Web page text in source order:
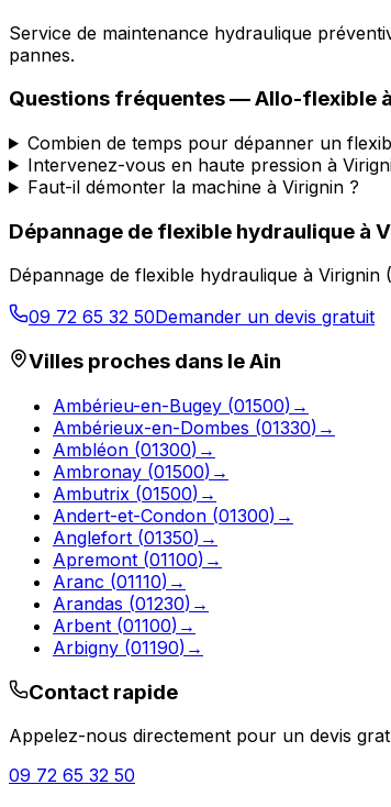
Service de maintenance hydraulique
pannes.
Questions fréquentes —Allo-flexible à
Combien de temps pour dépanner un
Intervenez-vous en haute pression à
Faut-il démonter la machine à Virignin ?
Dépannage de flexible hydraulique à
Dépannage de flexible hydraulique à Virignin (
09 72 65 32 50Demander un devis gratuit
Villes proches dans leAin
Ambérieu-en-Bugey (01500) →
Ambérieux-en-Dombes (01330) →
Ambléon (01300) →
Ambronay (01500) →
Ambutrix (01500) →
Andert-et-Condon (01300) →
Anglefort (01350) →
Apremont (01100) →
Aranc (01110) →
Arandas (01230) →
Arbent (01100) →
Arbigny (01190) →
Contact rapide
Appelez-nous directement pour un devis
09 72 65 32 50